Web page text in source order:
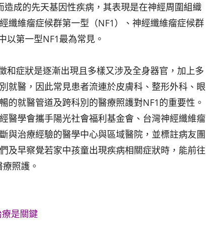
成的先天基因性疾病，其表現是在神經周圍組織
纖維瘤症候群第一型（NF1）、神經纖維瘤症候群
以第一型NF1最為常見。
和症狀是逐漸出現且多樣又涉及全身器官，加上多
就醫，因此常見患者流連於皮膚科、整形外科、眼
就醫管道及跨科別的醫療照護對NF1的重要性。
醫學會攜手陽光社會福利基金會、台灣神經纖維瘤
與治療經驗的醫學中心與區域醫院，並標註病友團
及早察覺若家中孩童出現疾病相關症狀時，能前往
照護。
是關鍵